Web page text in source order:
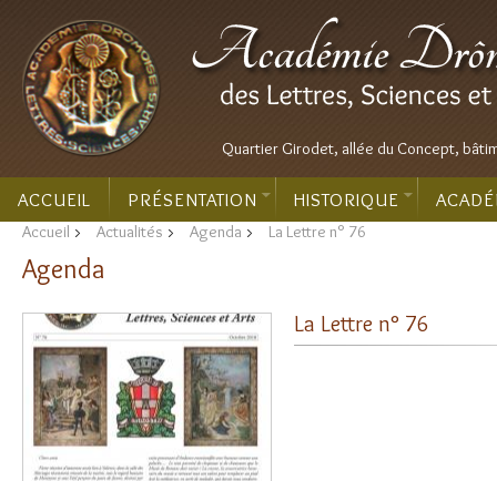
Quartier Girodet, allée du Concept,
ACCUEIL PRÉSENTATION HISTORIQUE
Accueil > Actualités > Agenda > La Lettre n° 76
Agenda
La Lettre n° 76